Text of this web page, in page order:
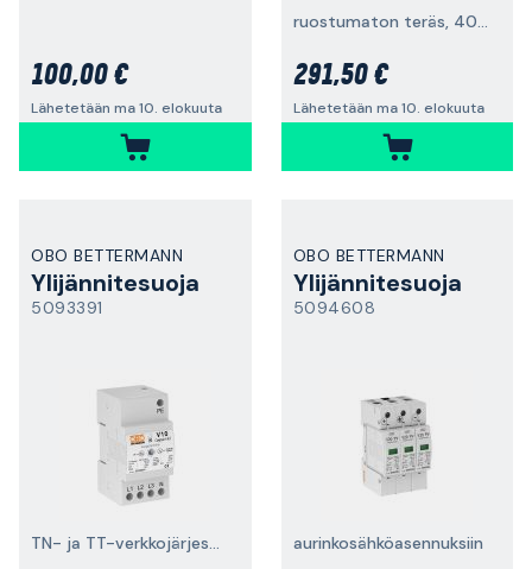
100,00 €
Lähetetään ma 10. elokuuta
ruostumaton teräs, 40 m
291,50 €
Lähetetään ma 10. elokuuta
OBO BETTERMANN
Ylijännitesuoja
5093391
TN- ja TT-verkkojärjestelmille
OBO BETTERMANN
Ylijännitesuoja
5094608
aurinkosähköasennuksiin